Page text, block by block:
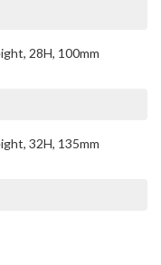
28H, 100mm
32H, 135mm